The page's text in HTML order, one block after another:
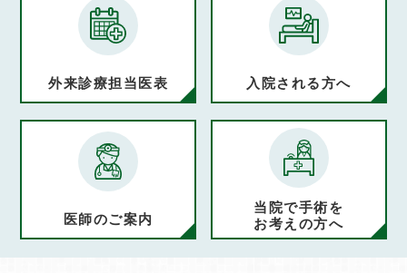
外来診療担当医表 入院される方へ
医師のご案内
当院で手術を
お考えの方へ